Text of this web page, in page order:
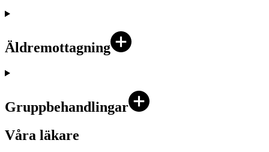
Äldremottagning
Gruppbehandlingar
Våra läkare